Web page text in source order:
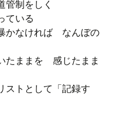
制をしく
ている
かなければ なんぼの
ままを 感じたまま
トとして「記録す